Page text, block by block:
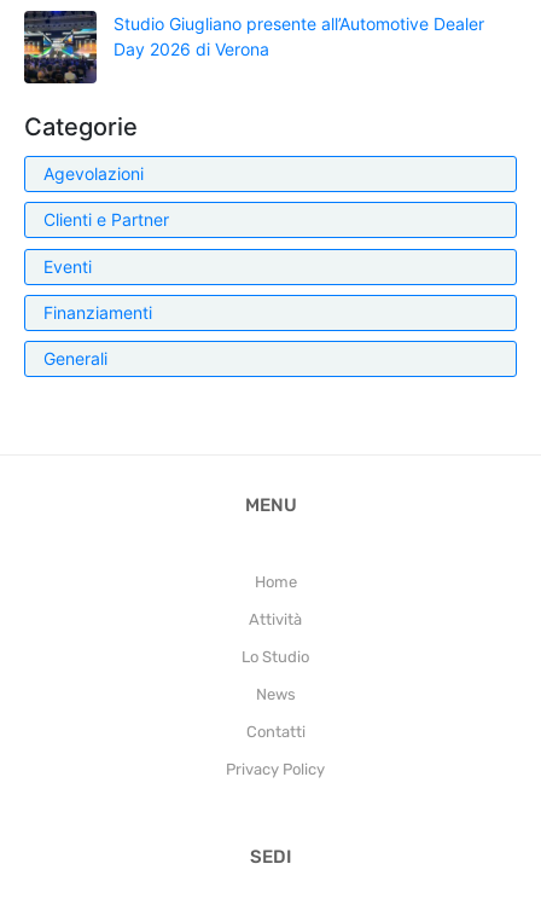
Studio Giugliano presente all’Automotive Dealer
Day 2026 di Verona
Categorie
Agevolazioni
Clienti e Partner
Eventi
Finanziamenti
Generali
MENU
Home
Attività
Lo Studio
News
Contatti
Privacy Policy
SEDI